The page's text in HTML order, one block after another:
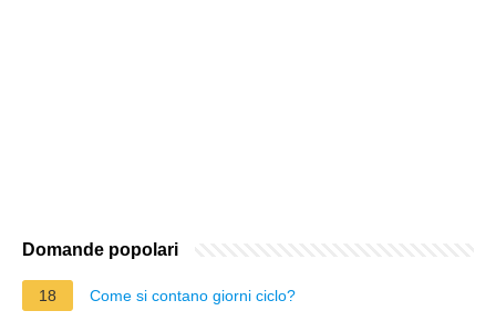
Domande popolari
18 Come si contano giorni ciclo?